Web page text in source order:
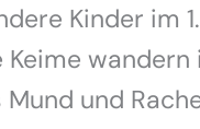
Kinder im
wandern
und